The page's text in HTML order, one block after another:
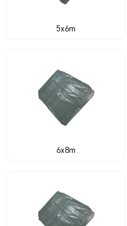
5x6m
6x8m